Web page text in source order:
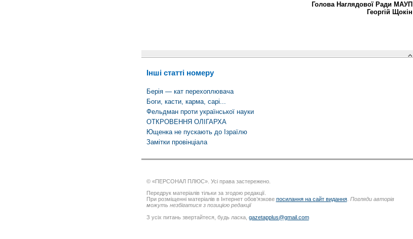
Голова Наглядової Ради МАУП
Георгій Щокін
Інші статті номеру
Берія — кат перехоплювача
Боги, касти, карма, сарі...
Фельдман проти української науки
ОТКРОВЕННЯ ОЛІГАРХА
Ющенка не пускають до Ізраїлю
Замітки провінціала
© «ПЕРСОНАЛ ПЛЮС». Усі права застережено.
Передрук матеріалів тільки за згодою редакції.
При розміщенні матеріалів в Інтернет обов’язкове посилання на сайт видання. Погляди авторів
можуть незбігатися з позицією редакції
З усіх питань звертайтеся, будь ласка, gazetapplus@gmail.com